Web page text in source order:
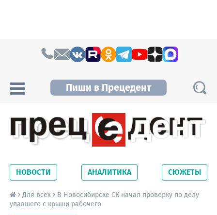
Пиши в Прецедент
Новосибирской области. Читайте свежие
новости на сайте сетевого издания
Precedent.
НОВОСТИ АНАЛИТИКА СЮЖЕТЫ
Для всех
В Новосибирске СК начал проверку по делу
упавшего с крыши рабочего